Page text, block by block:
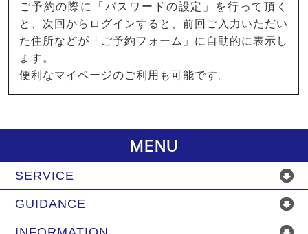
ご予約の際に「パスワードの設定」を行って頂く
と、次回からログインすると、前回ご入力いただい
た住所などが「ご予約フォーム」に自動的に表示し
ます。
便利なマイページのご利用も可能です。
MENU
SERVICE
GUIDANCE